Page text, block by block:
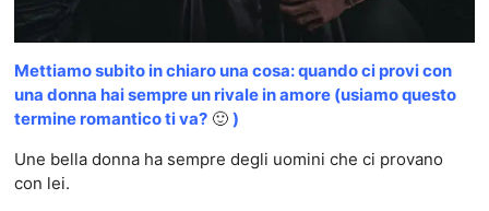
Mettiamo subito in chiaro una cosa: quando ci provi con
una donna hai sempre un rivale in amore (usiamo questo
termine romantico ti va?🙂 )
Une bella donna ha sempre degli uomini che ci provano
con lei.